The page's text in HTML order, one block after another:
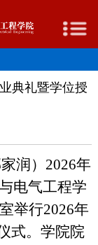
典礼暨学位授
润） 2026年
电气工程学
举行2026年
式。学院院